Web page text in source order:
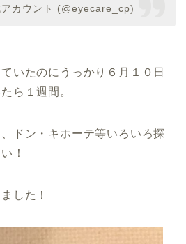
カウント (@eyecare_cp)
いたのにうっかり６月１０日
ら１週間。
ドン・キホーテ等いろいろ探
！
した！